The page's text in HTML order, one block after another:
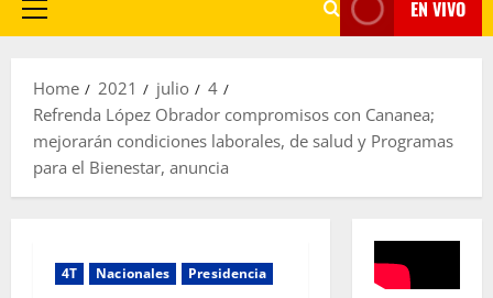
Primary
EN VIVO
Home 2021 julio
4
Refrenda López Obrador compromisos con Cananea;
mejorarán condiciones laborales, de salud y Programas
para el Bienestar, anuncia
4T Nacionales Presidencia